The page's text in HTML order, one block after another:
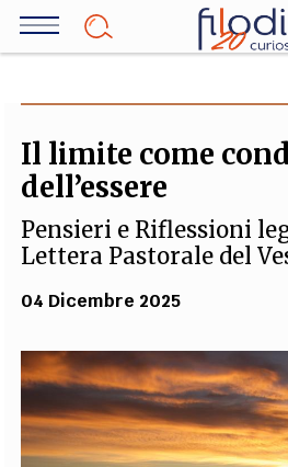
Salta
SOCIETÀ
STORIA E
TEAM
FILODIRITTO REDAZIONE COMITATO
FOTOGRAFI PARTNER
Il limite come
dell’essere
Pensieri e Riflessioni
Lettera Pastorale del
04 Dicembre 2025